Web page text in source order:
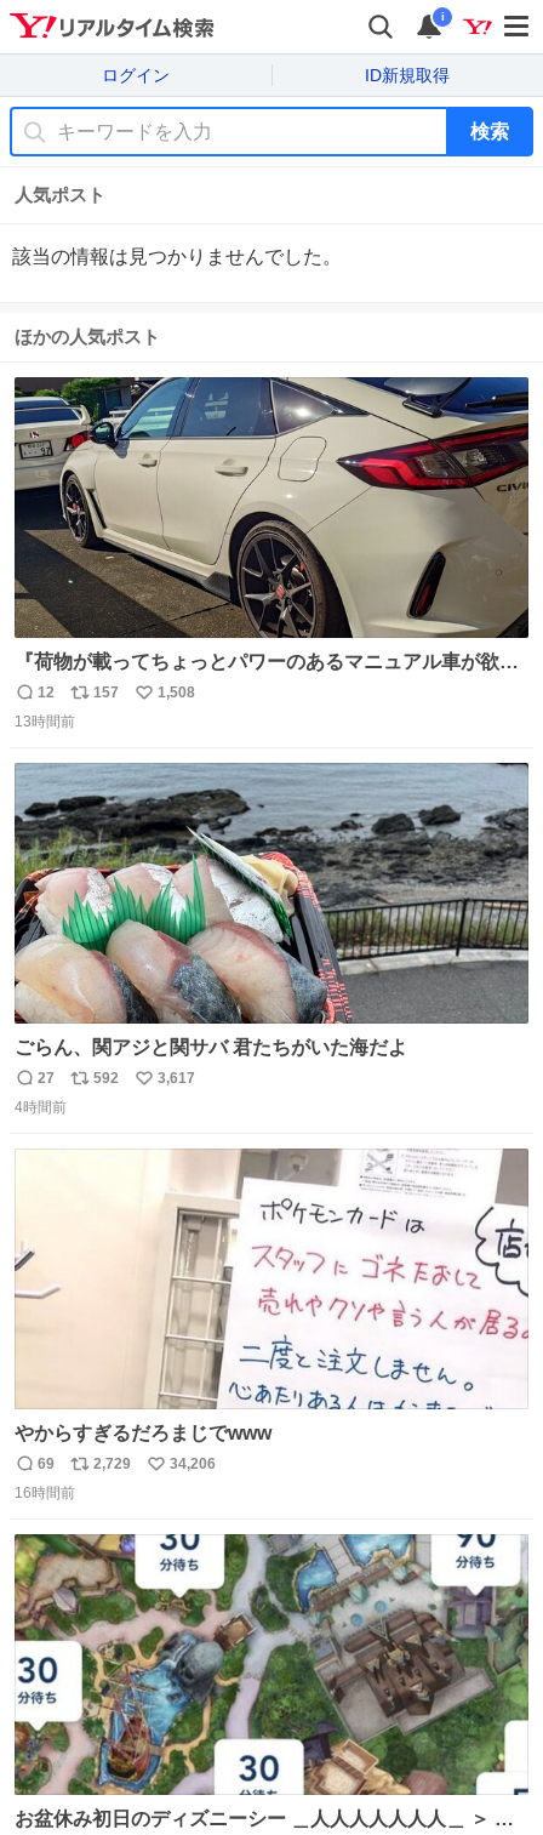
i
ログイン ID新規取得
検索
人気ポスト
該当の情報は見つかりませんでした。
ほかの人気ポスト
『荷物が載ってちょっとパワーのあるマニュアル車が欲し
い』と親戚の58歳のおばちゃんが言うので赤内装の新車を
探してきたら本当に買って誕生した330馬力のお買い物カ
ばあちゃんがこれから降りてくるのだから絶対2度見する
返
信
12
リ
ポ
ト
数
157
い
数
1,508
13時間前
ごらん、関アジと関サバ 君たちがいた海だよ
返
信
27
リ
592
い
3,617
4時間前
やからすぎるだろまじでwww
返
信
69
リ
ポ
ト
数
2,729
い
数
34,206
16時間前
お盆休み初日のディズニーシー ＿人人人人人人人＿ ＞ 空